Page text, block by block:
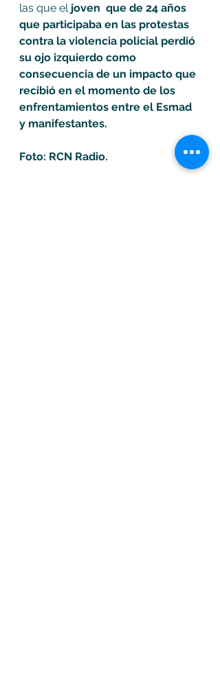
las que el joven  que de 24 años
que participaba en las protestas
contra la violencia policial perdió
su ojo izquierdo como
consecuencia de un impacto que
recibió en el momento de los
enfrentamientos entre el Esmad
y manifestantes.
Foto: RCN Radio.